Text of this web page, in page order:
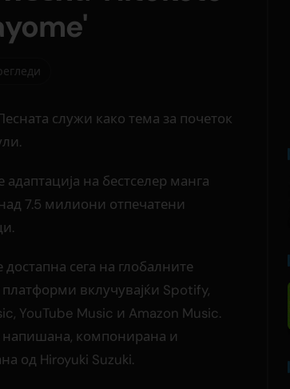
служи како тема за почеток
на бестселер манга
7.5 милиони отпечатени
достапна сега на глобалните
вклучувајќи Spotify,
YouTube Music и Amazon Music.
напишана, компонирана и
од Hiroyuki Suzuki.